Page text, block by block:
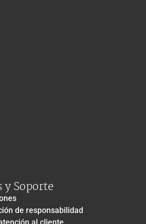
y Soporte
de responsabilidad